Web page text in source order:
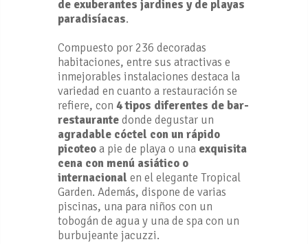
de exuberantes jardines y de playas
paradisíacas.
Compuesto por 236 decoradas
habitaciones, entre sus atractivas e
inmejorables instalaciones destaca la
variedad en cuanto a restauración se
refiere, con 4 tipos diferentes de bar-
restaurantedonde degustar un
agradable cóctel con un rápido
picoteoa pie de playa o una exquisita
cena con menú asiático o
internacional en el elegante Tropical
Garden. Además, dispone de varias
piscinas, una para niños con un
tobogán de agua y una de spa con un
burbujeante jacuzzi.